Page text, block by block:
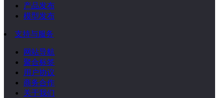
产品发布
模型发布
支持与服务
网站导航
聚合标签
用户协议
商务合作
关于我们